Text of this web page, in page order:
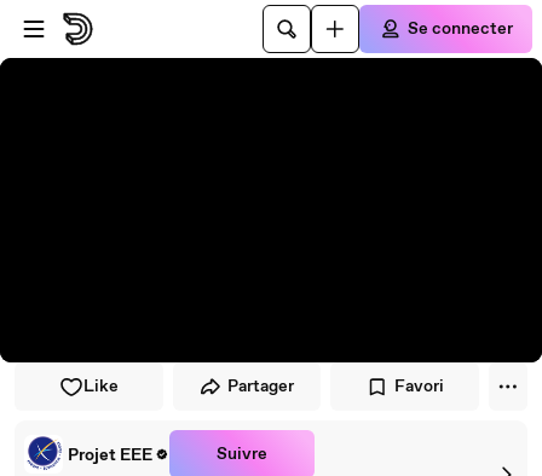
Passer au player
Passer au contenu principal
Se connecter
Like Partager Favori
Projet EEE Suivre